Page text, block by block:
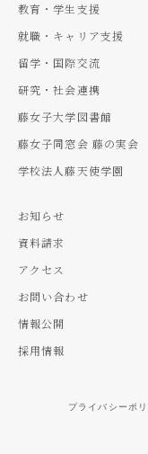
教育・学生支援
就職・キャリア支援
留学・国際交流
研究・社会連携
藤女子大学図書館
藤女子同窓会 藤の実会
学校法人藤天使学園
お知らせ
資料請求
アクセス
お問い合わせ
情報公開
採用情報
プライバシーポ